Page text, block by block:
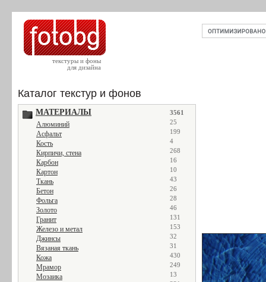
текстуры и фоны
для дизайна
Каталог текстур и фонов
МАТЕРИАЛЫ 3561
Алюминий 25
Асфальт 199
Кость 4
Кирпичи, стена 268
Карбон 16
Картон 10
Ткань 43
Бетон 26
Фольга 28
Золото 46
Гранит 131
Железо и метал 153
Джинсы 32
Вязаная ткань 31
Кожа 430
Мрамор 249
Мозаика 13